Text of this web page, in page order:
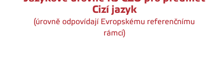
Cizí jazyk
(úrovně odpovídají Evropskému referenčnímu
rámci)